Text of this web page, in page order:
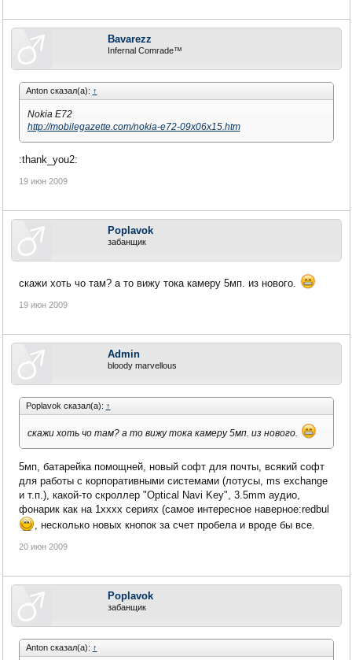
Bavarezz
Infernal Comrade™
Anton сказал(а): ↑
Nokia E72
http://mobilegazette.com/nokia-e72-09x06x15.htm
:thank_you2:
19 июн 2009
Poplavok
забанщик
скажи хоть чо там? а то вижу тока камеру 5мп. из нового.
19 июн 2009
Admin
bloody marvellous
Poplavok сказал(а): ↑
скажи хоть чо там? а то вижу тока камеру 5мп. из нового.
5мп, батарейка помощней, новый софт для почты, всякий софт
для работы с корпоративными системами (лотусы, ms exchange
и т.п.), какой-то скроллер "Optical Navi Key", 3.5mm аудио,
фонарик как на 1хххх сериях (самое интересное наверное:redbul
, несколько новых кнопок за счет пробела и вроде бы все.
20 июн 2009
Poplavok
забанщик
Anton сказал(а): ↑